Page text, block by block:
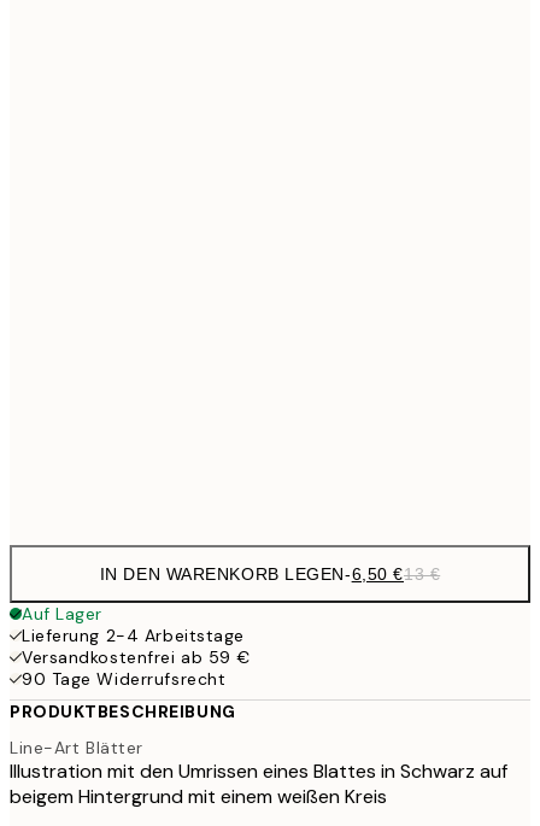
IN DEN WARENKORB LEGEN-6,50 €13 €
Auf Lager
Lieferung 2-4 Arbeitstage
Versandkostenfrei ab 59 €
90 Tage Widerrufsrecht
PRODUKTBESCHREIBUNG
Line-Art Blätter
Illustration mit den Umrissen eines Blattes in Schwarz auf
beigem Hintergrund mit einem weißen Kreis